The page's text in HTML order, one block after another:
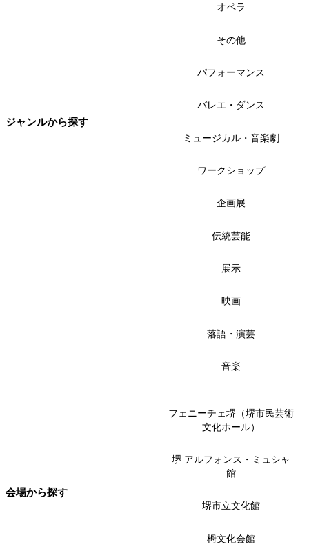
ジャンルから探す
オペラ
その他
パフォーマンス
バレエ・ダンス
ミュージカル・音楽劇
ワークショップ
企画展
伝統芸能
展示
映画
落語・演芸
音楽
会場から探す
フェニーチェ堺（堺市民芸術
文化ホール）
堺 アルフォンス・ミュシャ
館
堺市立文化館
栂文化会館